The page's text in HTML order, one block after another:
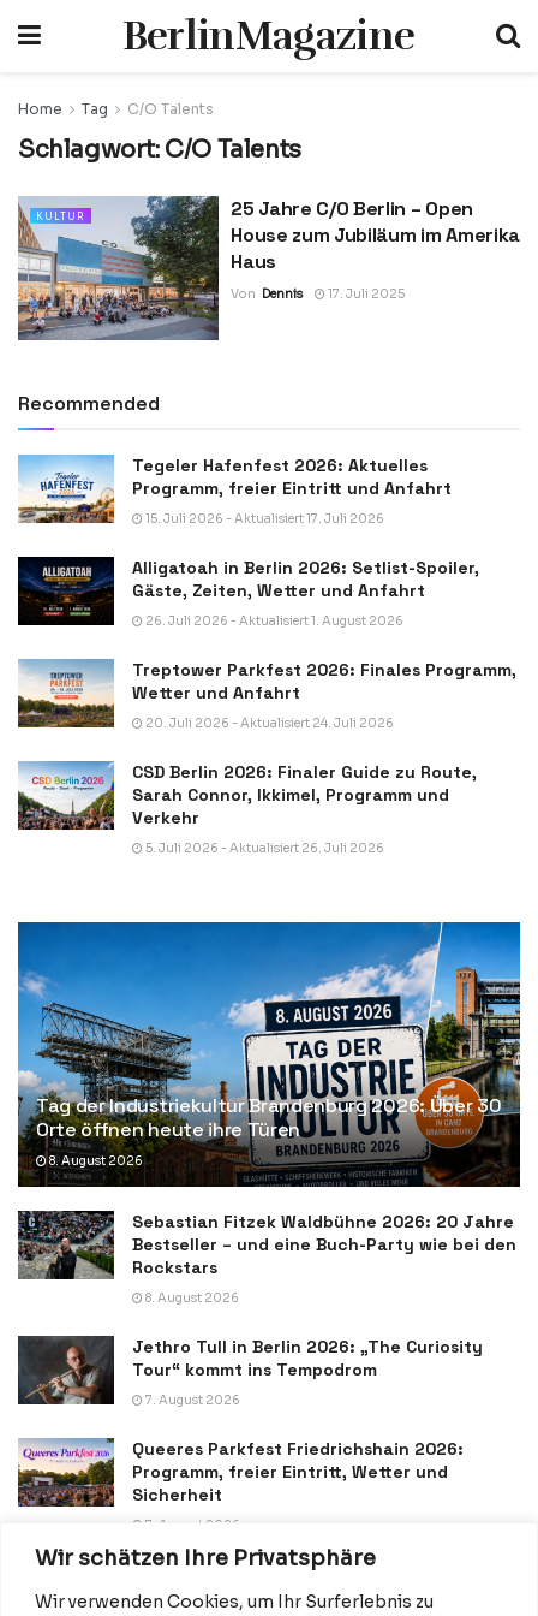
Wir schätzen Ihre Privatsphäre
Wir verwenden Cookies, um Ihr Surferlebnis zu
BerlinMagazine
Home Tag C/O Talents
Schlagwort: C/O Talents
KULTUR
25 Jahre C/O Berlin – Open
House zum Jubiläum im Amerika
Haus
Von Dennis 17. Juli 2025
Recommended
Tegeler Hafenfest 2026: Aktuelles
Programm, freier Eintritt und Anfahrt
15. Juli 2026 - Aktualisiert 17. Juli 2026
Alligatoah in Berlin 2026: Setlist-Spoiler,
Gäste, Zeiten, Wetter und Anfahrt
26. Juli 2026 - Aktualisiert 1. August 2026
Treptower Parkfest 2026: Finales Programm,
Wetter und Anfahrt
20. Juli 2026 - Aktualisiert 24. Juli 2026
CSD Berlin 2026: Finaler Guide zu Route,
Sarah Connor, Ikkimel, Programm und
Verkehr
5. Juli 2026 - Aktualisiert 26. Juli 2026
Tag der Industriekultur Brandenburg 2026: Über 30
Orte öffnen heute ihre Türen
8. August 2026
Sebastian Fitzek Waldbühne 2026: 20 Jahre
Bestseller – und eine Buch-Party wie bei den
Rockstars
8. August 2026
Jethro Tull in Berlin 2026: „The Curiosity
Tour“ kommt ins Tempodrom
7. August 2026
Queeres Parkfest Friedrichshain 2026:
Programm, freier Eintritt, Wetter und
Sicherheit
7. August 2026